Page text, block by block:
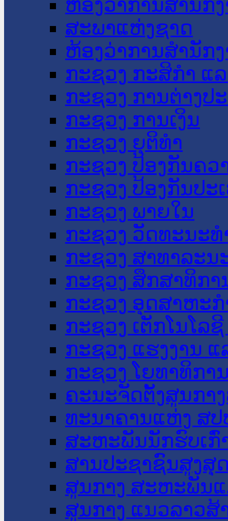
ຫ້ອງວ່າການສໍານັກ
ສະພາແຫ່ງຊາດ
ຫ້ອງວ່າການສຳນັກ
ກະຊວງ ກະສິກຳ ແ
ກະຊວງ ການຕ່າງປ
ກະຊວງ ການເງິນ
ກະຊວງ ຍຸຕິທໍາ
ກະຊວງ ປ້ອງກັນຄວ
ກະຊວງ ປ້ອງກັນປະ
ກະຊວງ ພາຍໃນ
ກະຊວງ ວັດທະນະ
ກະຊວງ ສາທາລະນ
ກະຊວງ ສຶກສາທິກາ
ກະຊວງ ອຸດສາຫະ
ກະຊວງ ເຕັກໂນໂລ
ກະຊວງ ແຮງງານ
ກະຊວງ ໂຍທາທິກາ
ຄະນະຈັດຕັ້ງສູນກາ
ທະນາຄານແຫ່ງ ສປ
ສະຫະພັນນັກຮົບເກົ່
ສານປະຊາຊົນສູງສຸ
ສູນກາງ ສະຫະພັນ
ສູນກາງ ແນວລາວສ້